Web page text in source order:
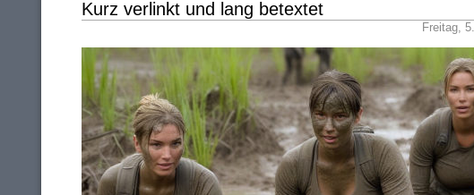
Kurz verlinkt und lang betextet
Freitag,